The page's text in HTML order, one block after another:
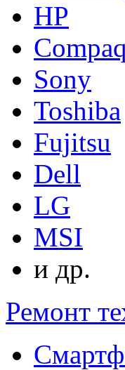
HP
Compaq
Sony
Toshiba
Fujitsu
Dell
LG
MSI
и др.
Ремонт